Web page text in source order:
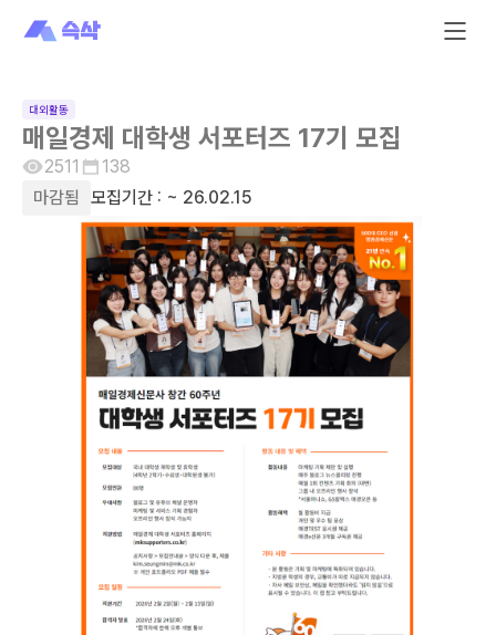
대외활동
매일경제 대학생 서포터즈 17기 모집
2511
138
마감됨
모집기간 : ~ 26.02.15